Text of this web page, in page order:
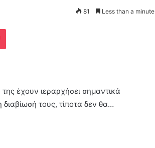
81 Less than a minute
Pocket
της έχουν ιεραρχήσει σημαντικά
τους, τίποτα δεν θα…